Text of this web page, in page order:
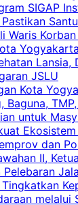
SIGAP
Waris
Lansia,
JSLU
Kota
Baguna,
untuk
dan
II,
Pelebaran
melalui